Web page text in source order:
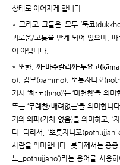
상태로 이어지게 합니다.
* 그리고 그들은 모두 ‘둑코
괴로움/고통을 받게 되어 있으며,
이 아닙니다.
* 또한, 까-마수칼리까-누요고
o), 감모(gammo), 뽀툿자니꼬
기서 ‘히-노(hīno)’는 ‘미천함’을 의
또는 ‘무례한/배려없는’을 의미합니
기의 외피(가치 없음)을 의미하고, ‘
다. 따라서, ‘뽀툿자니꼬
사람을 의미합니다. 붓다께서는 종
노_pothujjano’)라는 용어를 사용